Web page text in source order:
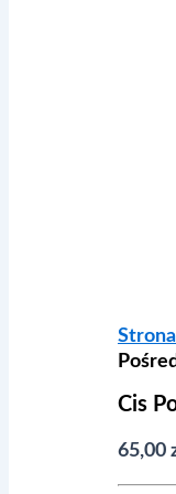
Cis
65,00